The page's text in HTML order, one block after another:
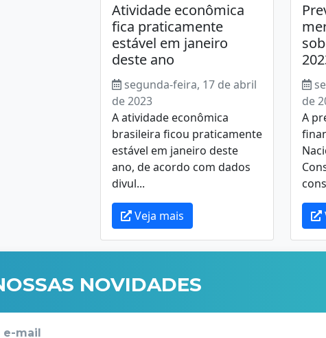
Atividade econômica
fica praticamente
estável em janeiro
deste ano
segunda-feira, 17 de abril
de 2023
A atividade econômica
brasileira ficou praticamente
estável em janeiro deste
ano, de acordo com dados
divul...
Veja mais
de
A
NOVIDADES